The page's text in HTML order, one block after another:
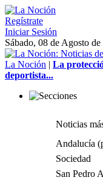
Regístrate
Iniciar Sesión
Sábado, 08 de Agosto
La Noción | La
deportista...
Noticias
Andalucía
Sociedad
San Pedro